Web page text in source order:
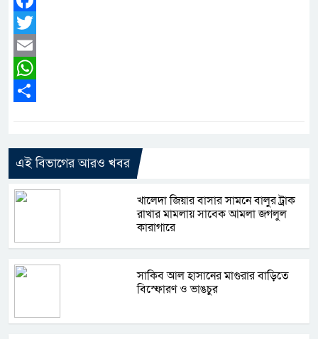
Facebook
Twitter
Email
WhatsApp
এই বিভাগের আরও খবর
খালেদা জিয়ার বাসার সামনে বালুর ট্রাক
রাখার মামলায় সাবেক আমলা জগলুল
কারাগারে
সাকিব আল হাসানের মাগুরার বাড়িতে
বিস্ফোরণ ও ভাঙচুর